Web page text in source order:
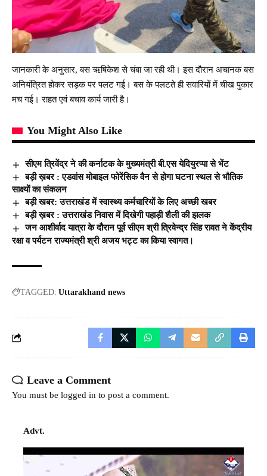
जानकारी के अनुसार, बस ऋषिकेश से चंबा जा रही थी। इस दाैरान अचानक बस
अनियंत्रित होकर सड़क पर पलट गई। बस के पलटते ही सवारियों में चीख पुकार
मच गई। राहत एवं बचाव कार्य जारी है।
You Might Also Like
सीएम त्रिवेंद्र ने की कर्नाटक के मुख्यमंत्री बी.एस येदियुरप्पा से भेंट
बड़ी ख़बर : एडवांस मोबाइल फोरेंसिक वैन से होगा घटना स्थल से भौतिक
साक्ष्यों का संकलन
बड़ी खबर: उत्तराखंड में स्वास्थ्य कर्मचारियों के लिए अच्छी खबर
बड़ी ख़बर : उत्तराखंड निवास में दिखेगी पहाड़ी शैली की झलक
जन आशीर्वाद यात्रा के दौरान पूर्व सीएम श्री त्रिवेन्द्र सिंह रावत ने केंद्रीय
रक्षा व पर्यटन राज्यमंत्री श्री अजय भट्ट का किया स्वागत।
TAGGED: Uttarakhand news
Leave a Comment
You must be logged in to post a comment.
Advt.
Video